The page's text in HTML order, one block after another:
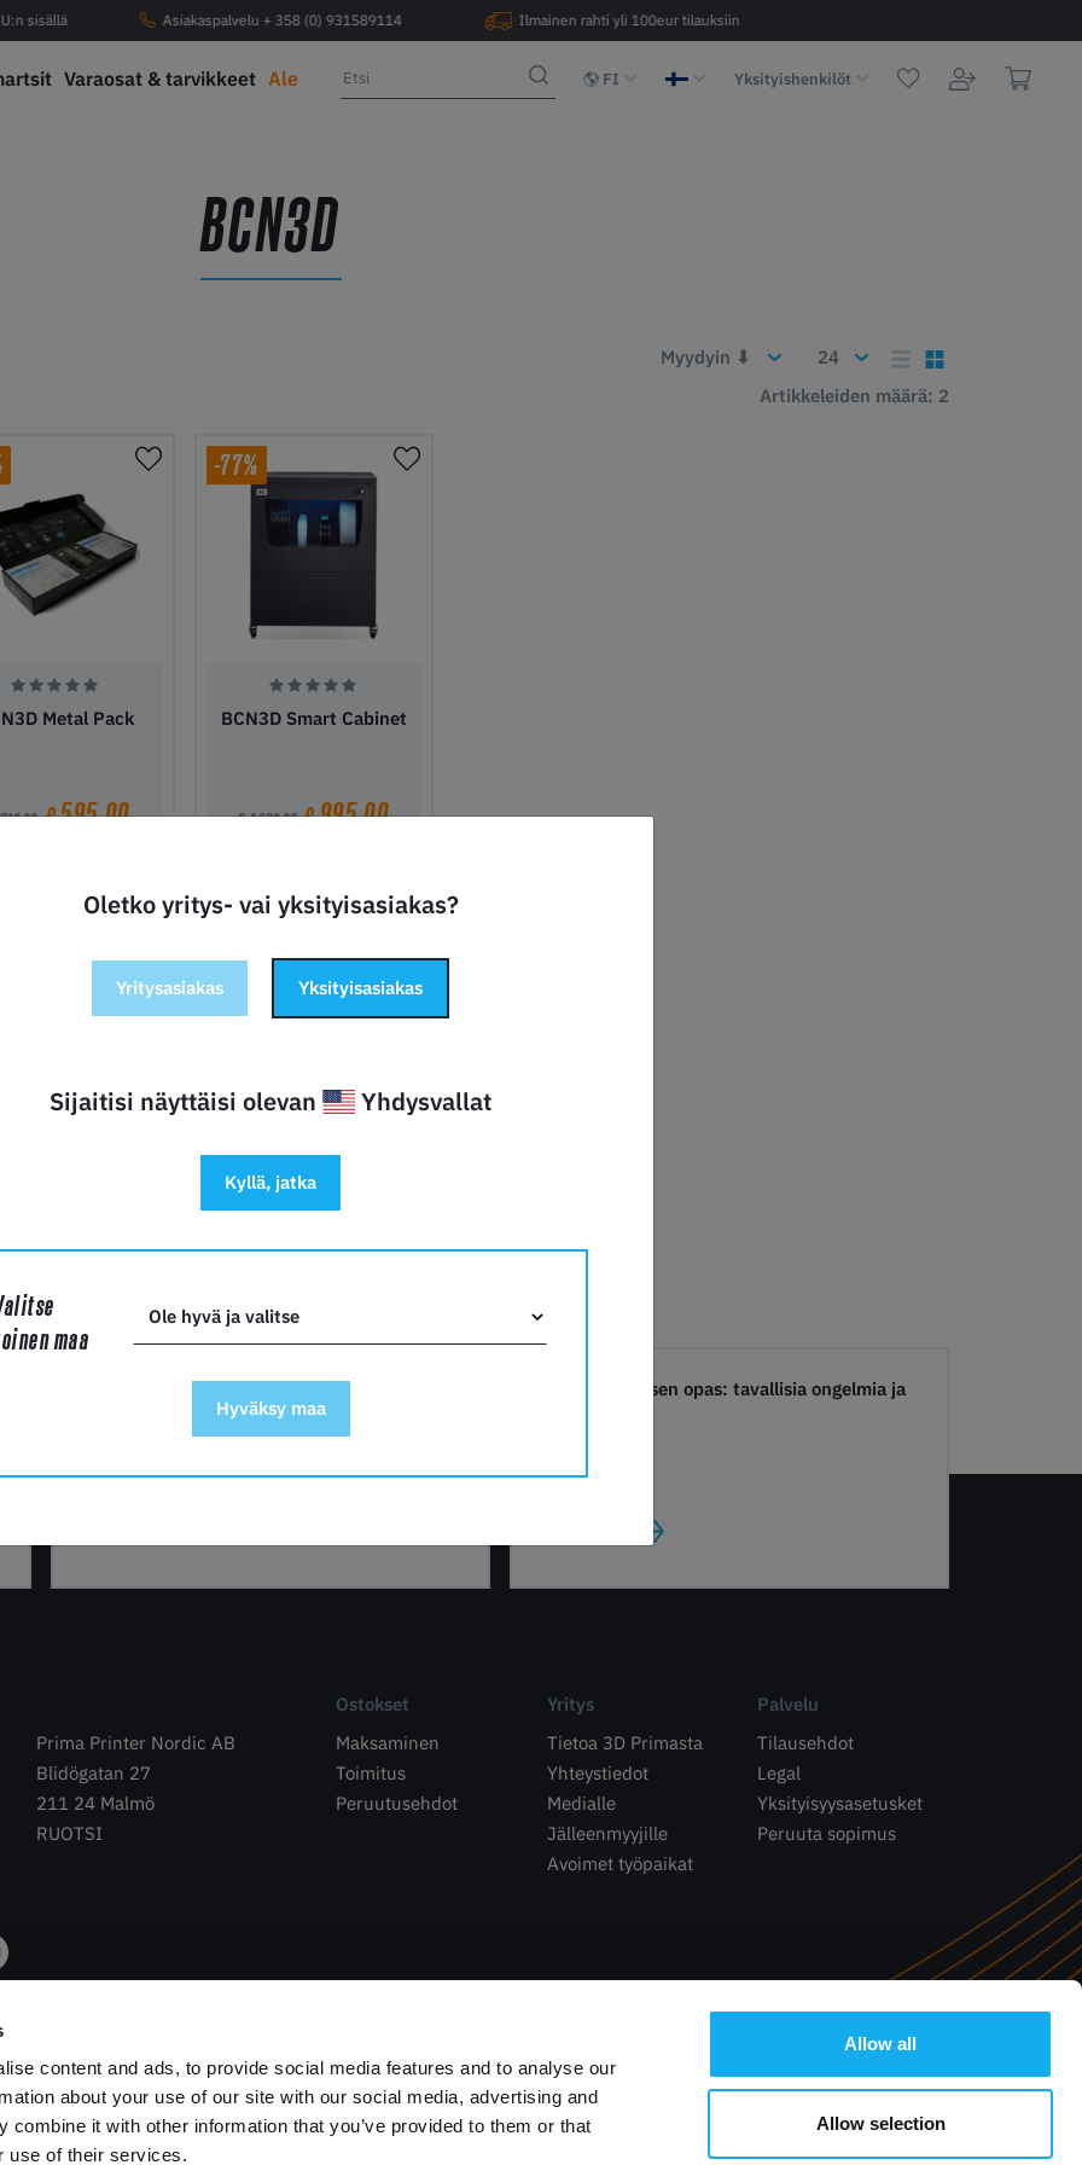
content and ads, to provide social media features and to analyse our
about your use of our site with our social media, advertising and
combine it with other information that you’ve provided to them or that
use of their services.
Allow all
Allow selection
sisällä Asiakaspalvelu + 358 (0) 931589114 Ilmainen rahti yli 100eur tilauksiin
Varaosat & tarvikkeet Ale FI Yksityishenkilöt
BCN3D
Artikkeleiden määrä: 2
Metal Pack
€595,00
-77%
BCN3D Smart Cabinet
€ 4 369,00 €995,00
Vinkit 3D tulostamiseen
3D Tulostamisen opas: tavallisia ongelmia ja
Prima Printer Nordic AB
Blidögatan 27
211 24 Malmö
RUOTSI
Ostokset
Maksaminen
Toimitus
Peruutusehdot
Yritys
Tietoa 3D Primasta
Yhteystiedot
Medialle
Jälleenmyyjille
Avoimet työpaikat
Palvelu
Tilausehdot
Legal
Yksityisyysasetusket
Peruuta sopimus
Oletko yritys- vai yksityisasiakas?
Yritysasiakas Yksityisasiakas
Sijaitisi näyttäisi olevan Yhdysvallat
Kyllä, jatka
maa
Hyväksy maa